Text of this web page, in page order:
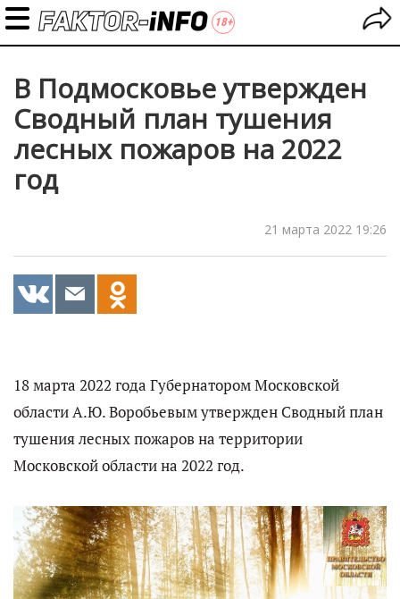
В Подмосковье утвержден
Сводный план тушения
лесных пожаров на 2022
год
21 марта 2022 19:26
18 марта 2022 года Губернатором Московской
области А.Ю. Воробьевым утвержден Сводный план
тушения лесных пожаров на территории
Московской области на 2022 год.